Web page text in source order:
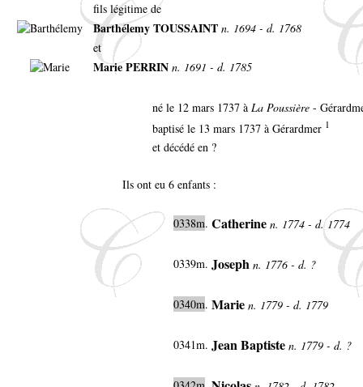
fils légitime de
Barthélemy TOUSSAINT n. 1694 - d. 1768
et
Marie PERRIN n. 1691 - d. 1785
né le 12 mars 1737 à La Poussière -
baptisé le 13 mars 1737 à Gérardmer 1
et décédé en ?
Ils ont eu 6 enfants :
0338m. Catherine n. 1774 - d. 1774
0339m. Joseph n. 1776 - d. ?
0340m. Marie n. 1779 - d. 1779
0341m. Jean Baptiste n. 1779 - d. ?